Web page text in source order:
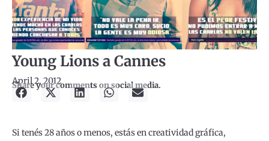
Young Lions a Cannes
April 2, 2012
Share your comments on social media.
Si tenés 28 años o menos, estás en creatividad gráfica,